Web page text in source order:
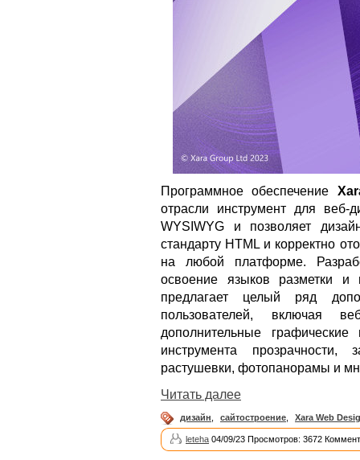
Программное обеспечение
отрасли инструмент для веб-
WYSIWYG и позволяет
стандарту HTML и корректно
на любой платформе.
освоение языков разметки и
предлагает целый ряд
пользователей, включая
дополнительные
инструмента прозрачности,
растушевки, фотопанорамы и
Читать далее
дизайн сайтостроение Xara Web
leteha 04/09/23 Просмотров: 3672